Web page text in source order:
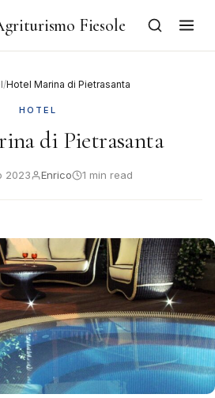
Fiesole
/Hotel Marina di Pietrasanta
HOTEL
di Pietrasanta
2023 Enrico 1 min read